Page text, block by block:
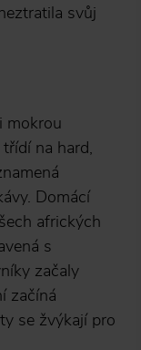
svůj
mokrou
na hard,
Domácí
afrických
s
začaly
začíná
se žvýkají pro